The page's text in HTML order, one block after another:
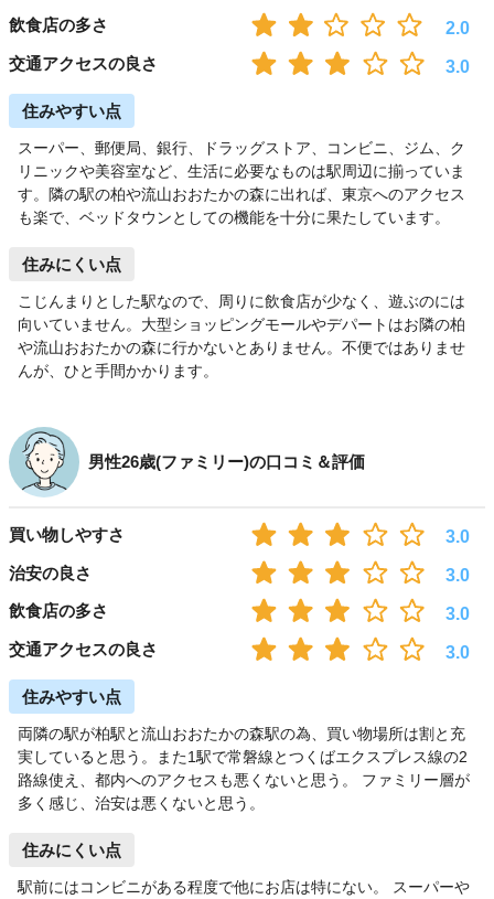
飲食店の多さ
2.0
交通アクセスの良さ
3.0
住みやすい点
スーパー、郵便局、銀行、ドラッグストア、コンビニ、ジム、ク
リニックや美容室など、生活に必要なものは駅周辺に揃っていま
す。隣の駅の柏や流山おおたかの森に出れば、東京へのアクセス
も楽で、ベッドタウンとしての機能を十分に果たしています。
住みにくい点
こじんまりとした駅なので、周りに飲食店が少なく、遊ぶのには
向いていません。大型ショッピングモールやデパートはお隣の柏
や流山おおたかの森に行かないとありません。不便ではありませ
んが、ひと手間かかります。
男性26歳(ファミリー)の口コミ＆評価
買い物しやすさ
3.0
治安の良さ
3.0
飲食店の多さ
3.0
交通アクセスの良さ
3.0
住みやすい点
両隣の駅が柏駅と流山おおたかの森駅の為、買い物場所は割と充
実していると思う。また1駅で常磐線とつくばエクスプレス線の2
路線使え、都内へのアクセスも悪くないと思う。 ファミリー層が
多く感じ、治安は悪くないと思う。
住みにくい点
駅前にはコンビニがある程度で他にお店は特にない。 スーパーや